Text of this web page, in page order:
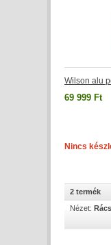
Wilson alu
69 999 Ft
Nincs
2 termék
Nézet: Rács